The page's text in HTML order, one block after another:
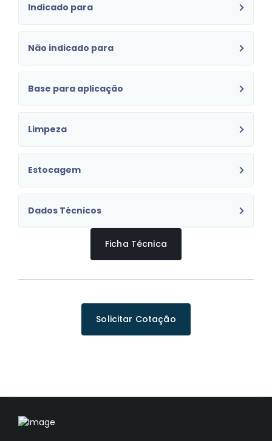
Indicado para
Não indicado para
Base para aplicação
Limpeza
Estocagem
Dados Técnicos
Ficha Técnica
Solicitar Cotação